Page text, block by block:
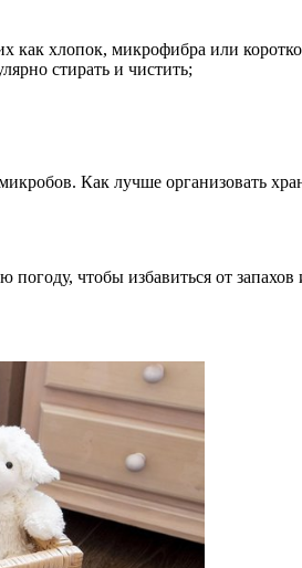
как хлопок, микрофибра или
стирать и чистить;
Как лучше организовать
чтобы избавиться от запахов